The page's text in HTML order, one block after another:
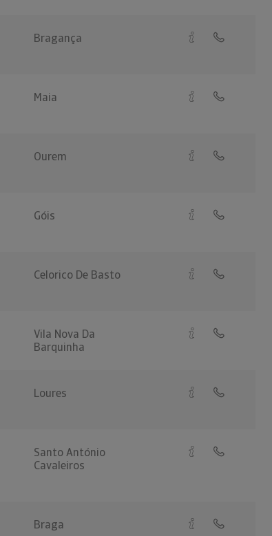
Bragança
Maia
Ourem
Góis
Celorico De Basto
Vila Nova Da
Barquinha
Loures
Santo António
Cavaleiros
Braga